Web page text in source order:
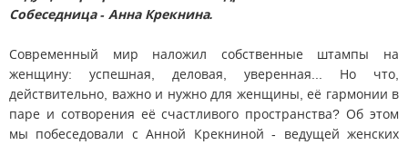
Собеседница - Анна Крекнина.
Современный мир наложил собственные штампы на
женщину: успешная, деловая, уверенная... Но что,
действительно, важно и нужно для женщины, её гармонии в
паре и сотворения её счастливого пространства? Об этом
мы побеседовали с Анной Крекниной - ведущей женских